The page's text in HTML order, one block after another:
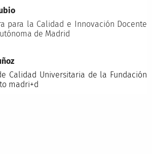
para la Calidad e Innovación Docente
de Madrid
Calidad Universitaria de la Fundación
madri+d